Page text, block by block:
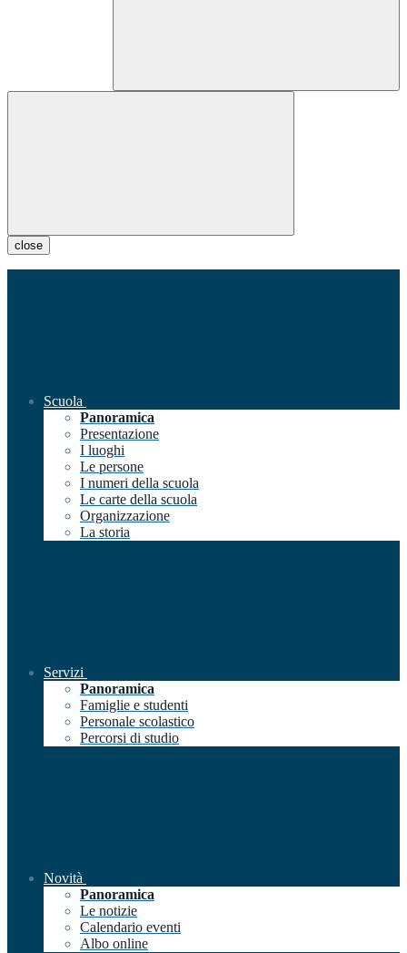
close
Scuola
Panoramica
Presentazione
I luoghi
Le persone
I numeri della scuola
Le carte della scuola
Organizzazione
La storia
Servizi
Panoramica
Famiglie e studenti
Personale scolastico
Percorsi di studio
Novità
Panoramica
Le notizie
Calendario eventi
Albo online